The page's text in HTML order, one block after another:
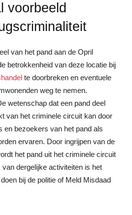
voorbeeld
van het pand aan de Opril
betrokkenheid van deze locatie bij
te doorbreken en eventuele
weg te nemen.
wetenschap dat een pand deel
van het criminele circuit kan door
en bezoekers van het pand als
ervaren. Door ingrijpen van de
het pand uit het criminele circuit
dergelijke activiteiten is het
bij de politie of Meld Misdaad